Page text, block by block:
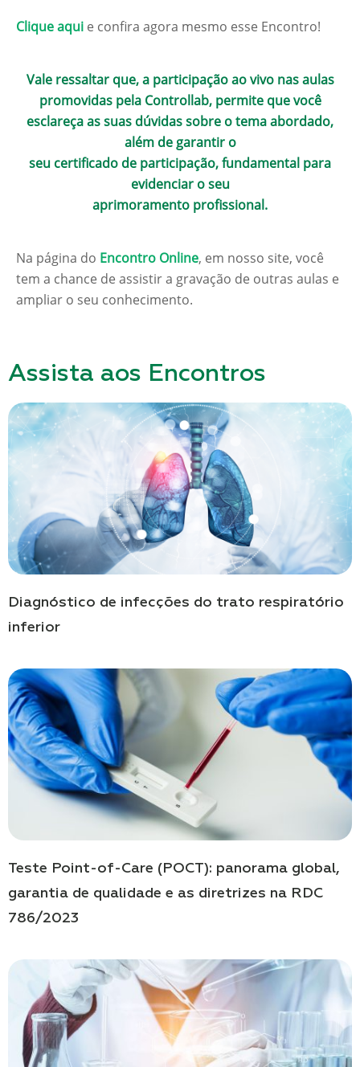
Clique aqui e confira agora mesmo esse Encontro!
Vale ressaltar que, a participação ao vivo nas aulas
promovidas pela Controllab, permite que você
esclareça as suas dúvidas sobre o tema abordado,
além de garantir o
seu certificado de participação, fundamental para
evidenciar o seu
aprimoramento profissional.
Na página do Encontro Online, em nosso site, você
tem a chance de assistir a gravação de outras aulas e
ampliar o seu conhecimento.
Assista aos Encontros
Diagnóstico de infecções do trato respiratório
inferior
Teste Point-of-Care (POCT): panorama global,
garantia de qualidade e as diretrizes na RDC
786/2023